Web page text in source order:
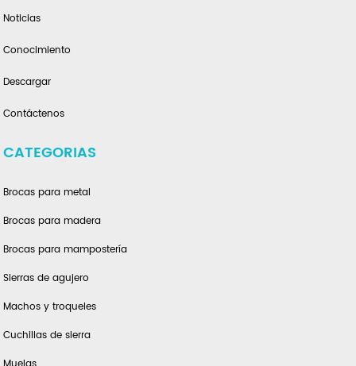
Noticias
Conocimiento
Descargar
Contáctenos
CATEGORIAS
Brocas para metal
Brocas para madera
Brocas para mampostería
Sierras de agujero
Machos y troqueles
Cuchillas de sierra